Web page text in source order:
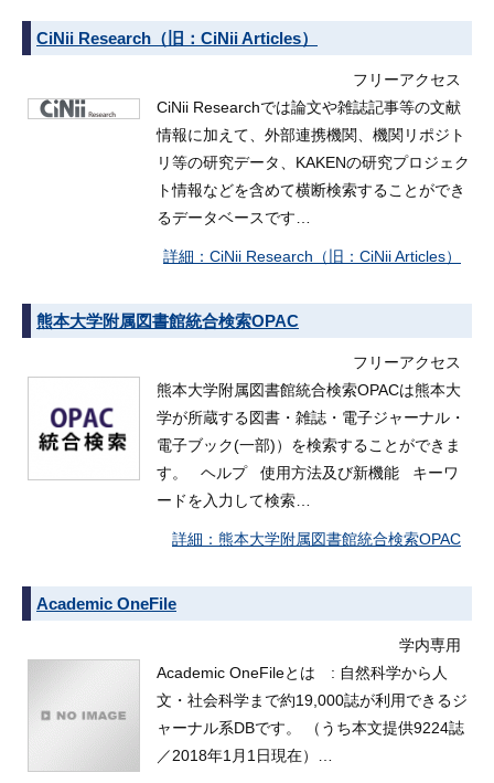
CiNii Research（旧：CiNii Articles）
フリーアクセス
CiNii Researchでは論文や雑誌記事等の文献
情報に加えて、外部連携機関、機関リポジト
リ等の研究データ、KAKENの研究プロジェク
ト情報などを含めて横断検索することができ
るデータベースです…
CiNii Research（旧：CiNii Articles）
熊本大学附属図書館統合検索OPAC
フリーアクセス
熊本大学附属図書館統合検索OPACは熊本大
学が所蔵する図書・雑誌・電子ジャーナル・
電子ブック(一部)）を検索することができま
す。 ヘルプ 使用方法及び新機能 キーワ
ードを入力して検索…
熊本大学附属図書館統合検索OPAC
Academic OneFile
学内専用
Academic OneFileとは : 自然科学から人
文・社会科学まで約19,000誌が利用できるジ
ャーナル系DBです。 （うち本文提供9224誌
／2018年1月1日現在）…